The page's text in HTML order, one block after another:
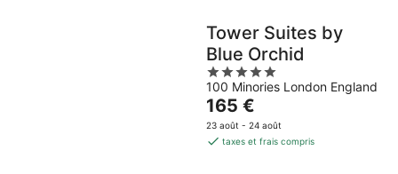
Tower Suites by
Blue Orchid
5
out
of
5
100 Minories London England
Le
prix
est
165 €
23 août - 24 août
taxes et frais compris